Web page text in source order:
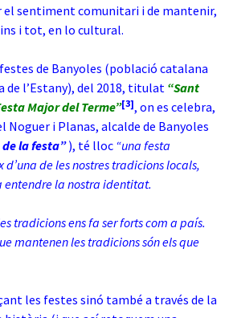
el sentiment comunitari i de mantenir,
i tot, en lo cultural.
de Banyoles (població catalana
de l’Estany), del 2018, titulat “Sant
Major del Terme”[3], on es celebra,
Noguer i Planas, alcalde de Banyoles
la festa”), té lloc “una festa
d’una de les nostres tradicions locals,
entendre la nostra identitat.
tradicions ens fa ser forts com a país.
mantenen les tradicions són els que
les festes sinó també a través de la